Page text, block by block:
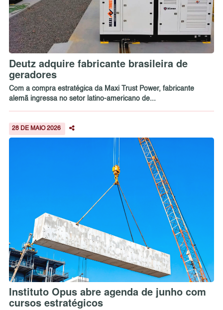
Deutz adquire fabricante brasileira de
geradores
Com a compra estratégica da Maxi Trust Power, fabricante
alemã ingressa no setor latino-americano de...
28 DE MAIO 2026
Instituto Opus abre agenda de junho com
cursos estratégicos